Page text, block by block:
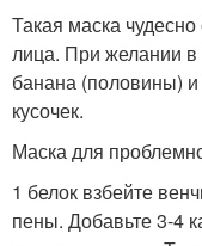
Такая маска
лица. При желании
банана (половины)
кусочек.
Маска для
1 белок взбейте
пены. Добавьте 3-4